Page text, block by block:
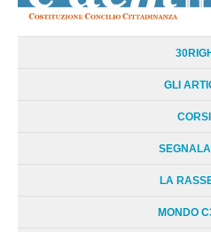
GLI
LA
MONDO